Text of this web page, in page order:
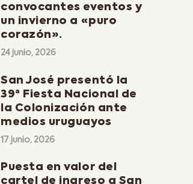
convocantes eventos y
un invierno a «puro
corazón».
24 junio, 2026
San José presentó la
39ª Fiesta Nacional de
la Colonización ante
medios uruguayos
17 junio, 2026
Puesta en valor del
cartel de ingreso a San